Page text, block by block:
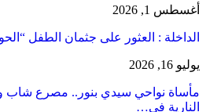
أغسطس 1, 2026
​الداخلة : العثور على جثمان الطفل
يوليو 16, 2026
مأساة نواحي سيدي بنور.. مصرع شاب
النارية في…